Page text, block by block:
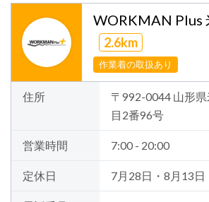
WORKMAN Plus
2.6km
作業着の取扱あり
住所
〒992-0044 山形
目2番96号
営業時間 7:00 - 20:00
定休日 7月28日・8月13日